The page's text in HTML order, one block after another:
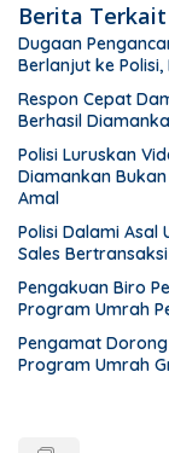
Berita Terkait
Dugaan
Berlanjut ke
Respon Cepat
Berhasil
Polisi Luruskan
Diamankan
Amal
Polisi Dalami Asal
Sales
Pengakuan Biro
Program Umrah
Pengamat
Program Umrah